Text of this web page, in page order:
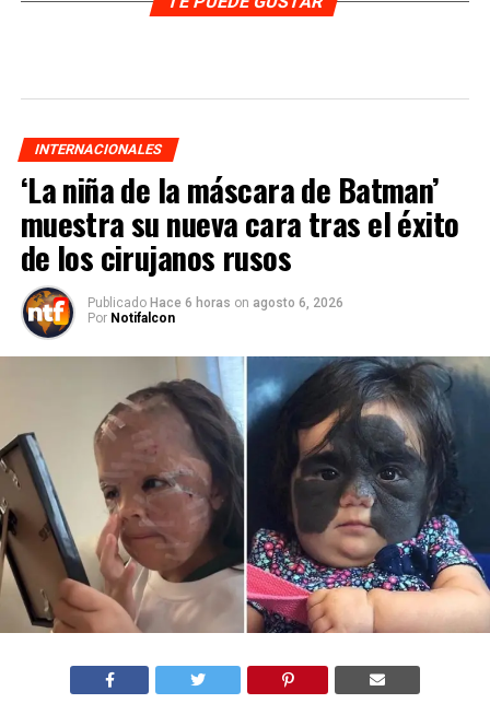
INTERNACIONALES
‘La niña de la máscara de Batman’
muestra su nueva cara tras el éxito
de los cirujanos rusos
Publicado Hace 6 horas on agosto 6, 2026
Por Notifalcon